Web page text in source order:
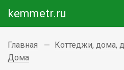
kemmetr.ru
Главная
Коттеджи, дома,
Дома